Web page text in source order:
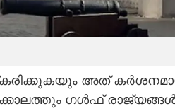
അത്
ഗള്‍ഫ്